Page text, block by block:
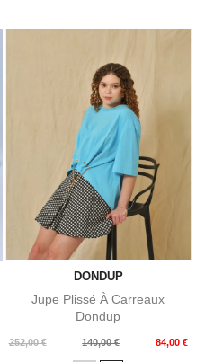
DONDUP
Jupe Plissé À Carreaux
Dondup
252,00 €
Prix
140,00 € 84,00 €
Prix